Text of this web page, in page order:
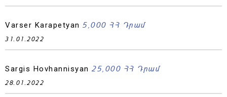
Varser Karapetyan 5,000 ՀՀ Դրամ
31.01.2022
Sargis Hovhannisyan 25,000 ՀՀ Դրամ
28.01.2022